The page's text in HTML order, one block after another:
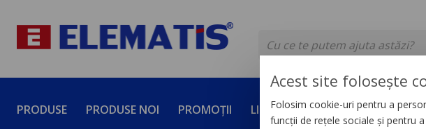
PRODUSE PRODUSE NOI PROMOȚII LICHIDĂRI DE STOC SERVICII
Acest site folosește
Folosim cookie-uri pentru a
funcții de rețele sociale și pentru